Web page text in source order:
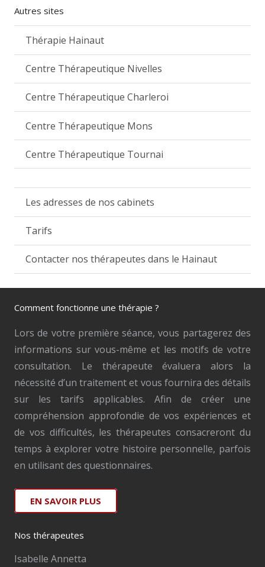
Autres sites
Thérapie Hainaut
Centre Thérapeutique Nivelles
Centre Thérapeutique Charleroi
Centre Thérapeutique Mons
Centre Thérapeutique Tournai
Les adresses de nos cabinets
Tarifs
Contacter nos thérapeutes dans le Hainaut
Comment fonctionne une thérapie ?
Lors de votre première séance, vous partagerez des
informations sur vous-même et les motifs de votre
consultation. Le thérapeute évaluera alors la
nécessité d’un traitement et vous fournira des détails
sur les tarifs applicables. Afin de créer une
compréhension approfondie de vos expériences et
de vos difficultés, les thérapeutes consacreront du
temps à explorer votre histoire personnelle, parfois
en utilisant des questionnaires.
EN SAVOIR PLUS
Nos thérapeutes
Isabelle Annetta